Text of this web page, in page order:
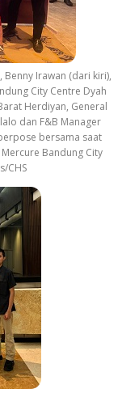
Benny Irawan (dari kiri),
City Centre Dyah
Herdiyan, General
dan F&B Manager
bersama saat
Bandung City
CHS